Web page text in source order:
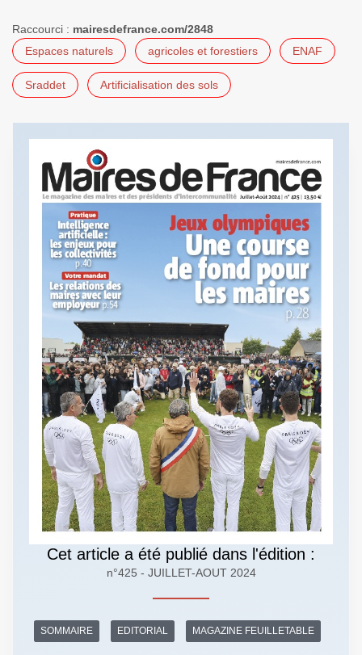
Raccourci : mairesdefrance.com/2848
Espaces naturels
agricoles et forestiers ENAF
Sraddet Artificialisation des sols
Cet article a été publié dans l'édition :
n°425 - JUILLET-AOUT 2024
SOMMAIRE EDITORIAL MAGAZINE FEUILLETABLE